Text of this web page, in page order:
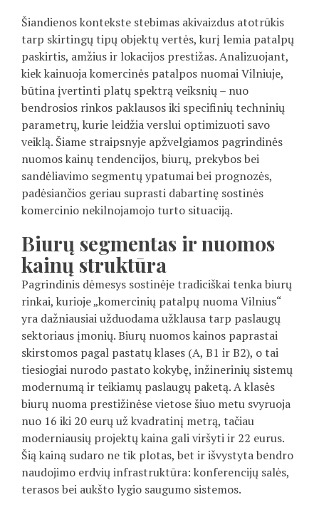
Šiandienos kontekste stebimas akivaizdus atotrūkis
tarp skirtingų tipų objektų vertės, kurį lemia patalpų
paskirtis, amžius ir lokacijos prestižas. Analizuojant,
kiek kainuoja komercinės patalpos nuomai Vilniuje,
būtina įvertinti platų spektrą veiksnių – nuo
bendrosios rinkos paklausos iki specifinių techninių
parametrų, kurie leidžia verslui optimizuoti savo
veiklą. Šiame straipsnyje apžvelgiamos pagrindinės
nuomos kainų tendencijos, biurų, prekybos bei
sandėliavimo segmentų ypatumai bei prognozės,
padėsiančios geriau suprasti dabartinę sostinės
komercinio nekilnojamojo turto situaciją.
Biurų segmentas ir nuomos
kainų struktūra
Pagrindinis dėmesys sostinėje tradiciškai tenka biurų
rinkai, kurioje „komercinių patalpų nuoma Vilnius“
yra dažniausiai užduodama užklausa tarp paslaugų
sektoriaus įmonių. Biurų nuomos kainos paprastai
skirstomos pagal pastatų klases (A, B1 ir B2), o tai
tiesiogiai nurodo pastato kokybę, inžinerinių sistemų
modernumą ir teikiamų paslaugų paketą. A klasės
biurų nuoma prestižinėse vietose šiuo metu svyruoja
nuo 16 iki 20 eurų už kvadratinį metrą, tačiau
moderniausių projektų kaina gali viršyti ir 22 eurus.
Šią kainą sudaro ne tik plotas, bet ir išvystyta bendro
naudojimo erdvių infrastruktūra: konferencijų salės,
terasos bei aukšto lygio saugumo sistemos.